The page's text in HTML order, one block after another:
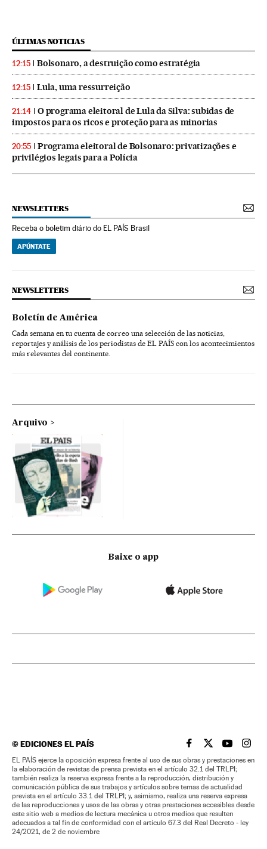
ÚLTIMAS NOTICIAS
12:15 Bolsonaro, a destruição como estratégia
12:15 Lula, uma ressurreição
21:14
O programa eleitoral de Lula da Silva: subidas de
impostos para os ricos e proteção para as minorias
20:55
Programa eleitoral de Bolsonaro: privatizações e
privilégios legais para a Polícia
NEWSLETTERS
Receba o boletim diário do EL PAÍS Brasil
APÚNTATE
NEWSLETTERS
Boletín de América
Cada semana en tu cuenta de correo una selección de las noticias,
reportajes y análisis de los periodistas de EL PAÍS con los acontecimientos
más relevantes del continente.
Arquivo
Baixe o app
©EDICIONES EL PAÍS EL PAÍS BRASIL EN
EL PAÍSEL PAÍS
EL
EL PAÍS ejerce la oposición expresa frente al uso de sus obras y prestaciones en
la elaboración de revistas de prensa prevista en el artículo 32.1 del TRLPI;
también realiza la reserva expresa frente a la reproducción, distribución y
comunicación pública de sus trabajos y artículos sobre temas de actualidad
prevista en el artículo 33.1 del TRLPI; y, asimismo, realiza una reserva expresa
de las reproducciones y usos de las obras y otras prestaciones accesibles desde
este sitio web a medios de lectura mecánica u otros medios que resulten
adecuados a tal fin de conformidad con el artículo 67.3 del Real Decreto - ley
24/2021, de 2 de noviembre